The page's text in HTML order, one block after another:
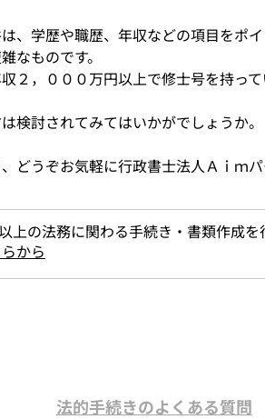
、学歴や職歴、年収などの項目をポ
なものです。
２，０００万円以上で修士号を持っ
検討されてみてはいかがでしょうか。
うぞお気軽に行政書士法人Ａｉｍパ
の法務に関わる手続き・書類作成
から
法的手続きのよくある質問